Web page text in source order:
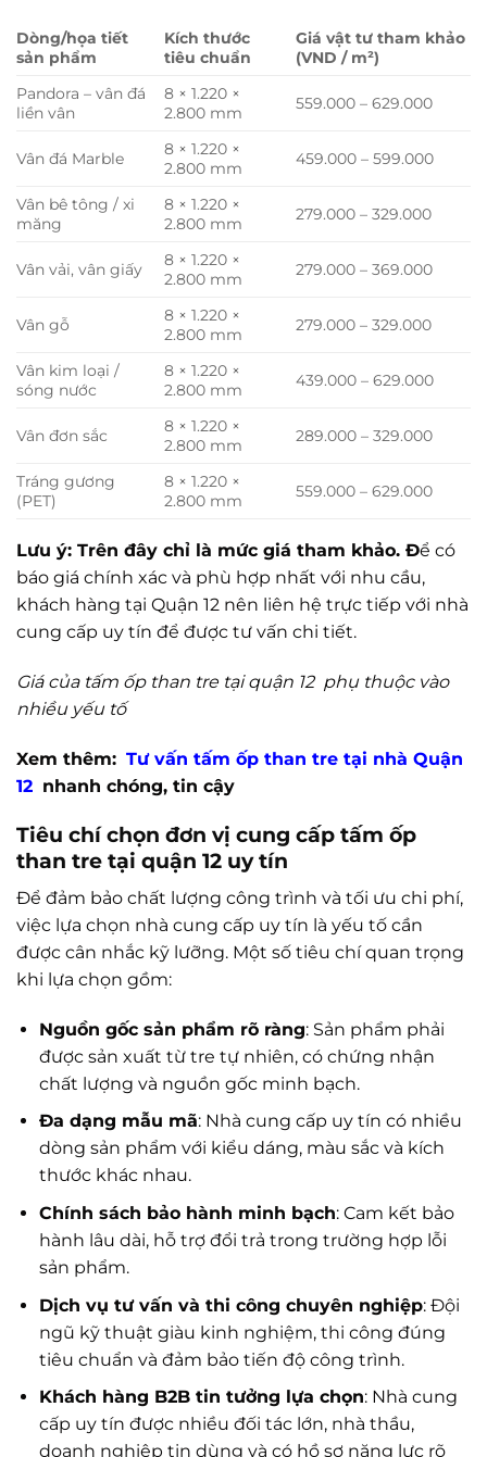
Dòng/họa tiết
sản phẩm
Kích thước
tiêu chuẩn
Giá vật tư tham khảo
(VND / m²)
Pandora – vân đá
liền vân
8 × 1.220 ×
2.800 mm
559.000 – 629.000
Vân đá Marble
8 × 1.220 ×
2.800 mm
459.000 – 599.000
Vân bê tông / xi
măng
8 × 1.220 ×
2.800 mm
279.000 – 329.000
Vân vải, vân giấy
8 × 1.220 ×
2.800 mm
279.000 – 369.000
Vân gỗ
8 × 1.220 ×
2.800 mm
279.000 – 329.000
Vân kim loại /
sóng nước
8 × 1.220 ×
2.800 mm
439.000 – 629.000
Vân đơn sắc
8 × 1.220 ×
2.800 mm
289.000 – 329.000
Tráng gương
(PET)
8 × 1.220 ×
2.800 mm
559.000 – 629.000
Lưu ý: Trên đây chỉ là mức giá tham khảo. Để có
báo giá chính xác và phù hợp nhất với nhu cầu,
khách hàng tại Quận 12 nên liên hệ trực tiếp với nhà
cung cấp uy tín để được tư vấn chi tiết.
Giá của tấm ốp than tre tại quận 12 phụ thuộc vào
nhiều yếu tố
Xem thêm: Tư vấn tấm ốp than tre tại nhà Quận
12 nhanh chóng, tin cậy
Tiêu chí chọn đơn vị cung cấp tấm ốp
than tre tại quận 12 uy tín
Để đảm bảo chất lượng công trình và tối ưu chi phí,
việc lựa chọn nhà cung cấp uy tín là yếu tố cần
được cân nhắc kỹ lưỡng. Một số tiêu chí quan trọng
khi lựa chọn gồm:
Nguồn gốc sản phẩm rõ ràng: Sản phẩm phải
được sản xuất từ tre tự nhiên, có chứng nhận
chất lượng và nguồn gốc minh bạch.
Đa dạng mẫu mã: Nhà cung cấp uy tín có nhiều
dòng sản phẩm với kiểu dáng, màu sắc và kích
thước khác nhau.
Chính sách bảo hành minh bạch: Cam kết bảo
hành lâu dài, hỗ trợ đổi trả trong trường hợp lỗi
sản phẩm.
Dịch vụ tư vấn và thi công chuyên nghiệp: Đội
ngũ kỹ thuật giàu kinh nghiệm, thi công đúng
tiêu chuẩn và đảm bảo tiến độ công trình.
Khách hàng B2B tin tưởng lựa chọn: Nhà cung
cấp uy tín được nhiều đối tác lớn, nhà thầu,
doanh nghiệp tin dùng và có hồ sơ năng lực rõ